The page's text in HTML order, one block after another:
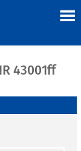
43001ff